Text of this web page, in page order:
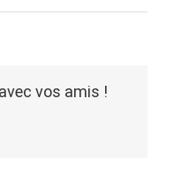
vos amis !